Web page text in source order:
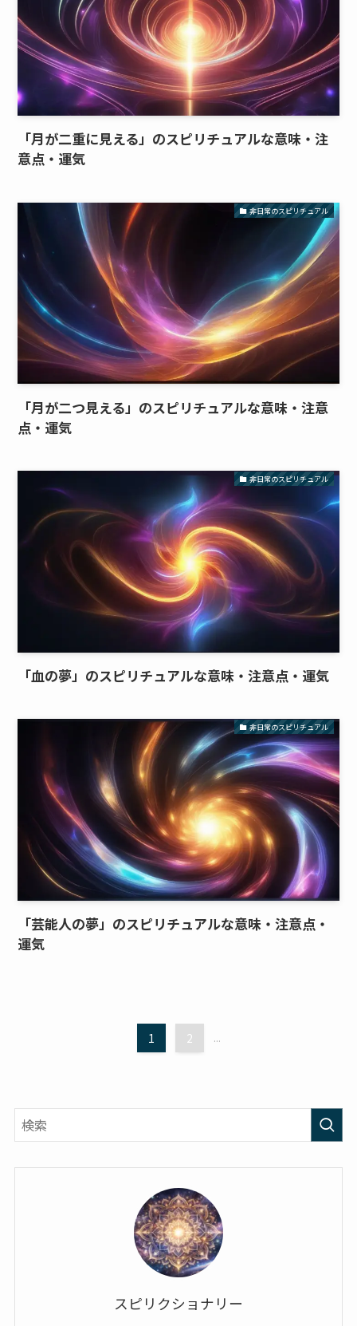
「月が二重に見える」のスピリチュアルな意味・注
意点・運気
非日常のスピリチュアル
「月が二つ見える」のスピリチュアルな意味・注意
点・運気
非日常のスピリチュアル
「血の夢」のスピリチュアルな意味・注意点・運気
非日常のスピリチュアル
「芸能人の夢」のスピリチュアルな意味・注意点・
運気
1 2 ...
スピリクショナリー